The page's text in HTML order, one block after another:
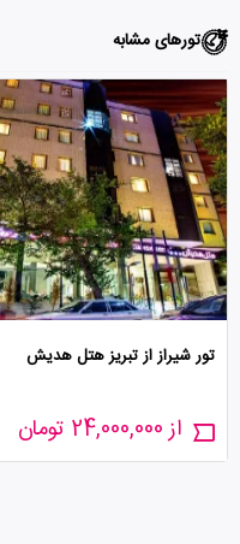
تورهای مشابه
تور شیراز از تبریز هتل هدیش
از 24,000,000 تومان